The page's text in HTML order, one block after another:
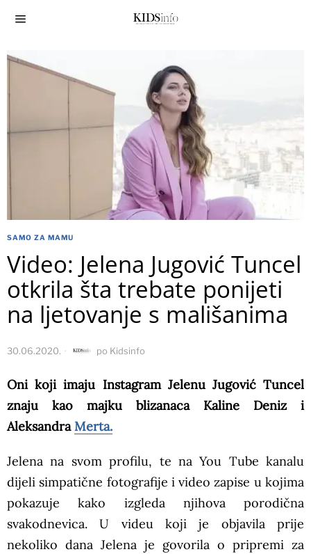
SAMO ZA MAMU
Video: Jelena Jugović Tuncel
otkrila šta trebate ponijeti
na ljetovanje s mališanima
30.06.2020. po Kidsinfo
Oni koji imaju Instagram Jelenu Jugović Tuncel
znaju kao majku blizanaca Kaline Deniz i
AleksandraMerta.
Jelena na svom profilu, te na You Tube kanalu
dijeli simpatične fotografije i video zapise u kojima
pokazuje kako izgleda njihova porodična
svakodnevica. U videu koji je objavila prije
nekoliko dana Jelena je govorila o pripremi za